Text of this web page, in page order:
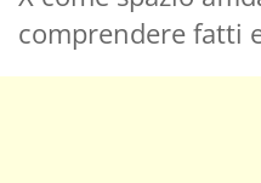
comprendere fatti